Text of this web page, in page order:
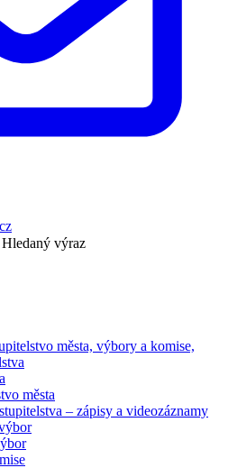
Hledaný výraz
města, výbory a komise,
města
– zápisy a videozáznamy